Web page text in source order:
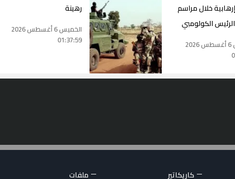
خلال مراسم
الكولومبي
الخميس 6 أغسطس 2026
رهينة
الخميس 6 أغسطس 2026
01:37:59
كاريكاتير ملفات